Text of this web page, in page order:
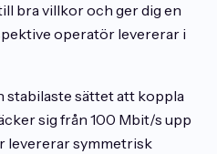
bra villkor och ger dig en
operatör levererar i
stabilaste sättet att koppla
sig från 100 Mbit/s upp
levererar symmetrisk